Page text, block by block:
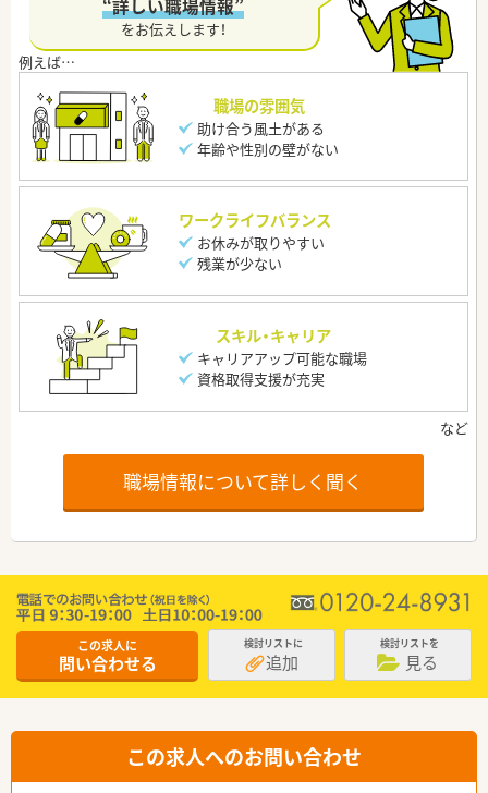
“詳しい職場情報”
をお伝えします！
職場の雰囲気
助け合う風土がある
年齢や性別の壁がない
ワークライフバランス
お休みが取りやすい
残業が少ない
スキル・キャリア
キャリアアップ可能な職場
資格取得支援が充実
職場情報について詳しく聞く
この求人に
問い合わせる
検討リストに
追加
検討リストを
見る
この求人へのお問い合わせ